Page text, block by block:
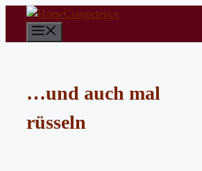
springen
…und auch mal
rüsseln